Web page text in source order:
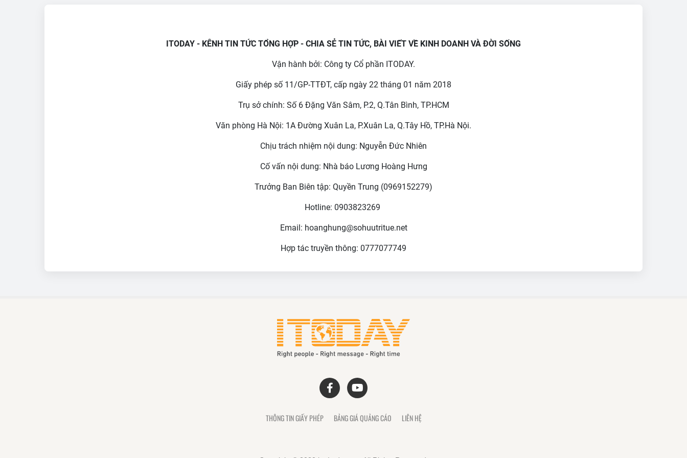
ITODAY - KÊNH TIN TỨC TỔNG HỢP - CHIA SẺ TIN TỨC, BÀI VIẾT VỀ KINH DOANH VÀ ĐỜI SỐNG
Vận hành bởi: Công ty Cổ phần ITODAY.
Giấy phép số 11/GP-TTĐT, cấp ngày 22 tháng 01 năm 2018
Trụ sở chính: Số 6 Đặng Văn Sâm, P.2, Q.Tân Bình, TP.HCM
Văn phòng Hà Nội: 1A Đường Xuân La, P.Xuân La, Q.Tây Hồ, TP.Hà Nội.
Chịu trách nhiệm nội dung: Nguyễn Đức Nhiên
Cố vấn nội dung: Nhà báo Lương Hoàng Hưng
Trưởng Ban Biên tập: Quyền Trung (0969152279)
Hotline: 0903823269
Email: hoanghung@sohuutritue.net
Hợp tác truyền thông: 0777077749
THÔNG TIN GIẤY PHÉP BẢNG GIÁ QUẢNG CÁO LIÊN HỆ